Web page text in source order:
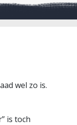
wel zo is.
is toch